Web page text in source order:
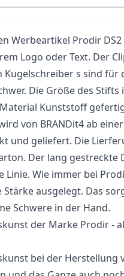
Werbeartikel Prodir DS2
Logo oder Text. Der
Kugelschreiber s sind für
Die Größe des Stifts
Kunststoff
von BRANDit4 ab
und geliefert. Die
Der lang
Linie. Wie immer bei
Stärke ausgelegt. Das
Schwere in der Hand.
der Marke Prodir -
bei der Herstellung